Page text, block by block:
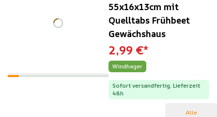
55x16x13cm mit
Quelltabs Frühbeet
Gewächshaus
2,99 €*
Windhager
Sofort versandfertig, Lieferzeit
48h
Alle